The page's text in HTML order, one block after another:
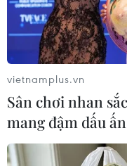
vietnamplus.vn
Sân chơi nhan
mang đậm dấu